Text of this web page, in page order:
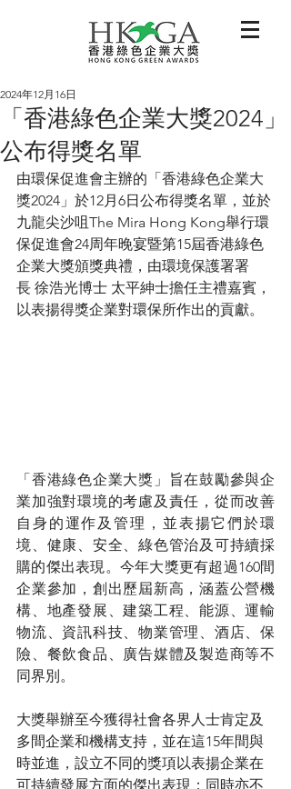
「香港綠色企業大獎2024」
公布得獎名單
2024年12月16日
由環保促進會主辦的「香港綠色企業大
獎2024」於12月6日公布得獎名單，並於
九龍尖沙咀The Mira Hong Kong舉行環
保促進會24周年晚宴暨第15屆香港綠色
企業大獎頒獎典禮，由環境保護署署
長 徐浩光博士 太平紳士擔任主禮嘉賓，
以表揚得獎企業對環保所作出的貢獻。
「香港綠色企業大獎」旨在鼓勵參與企
業加強對環境的考慮及責任，從而改善
自身的運作及管理，並表揚它們於環
境、健康、安全、綠色管治及可持續採
購的傑出表現。今年大獎更有超過160間
企業參加，創出歷屆新高，涵蓋公營機
構、地產發展、建築工程、能源、運輸
物流、資訊科技、物業管理、酒店、保
險、餐飲食品、廣告媒體及製造商等不
同界別。
大獎舉辦至今獲得社會各界人士肯定及
多間企業和機構支持，並在這15年間與
時並進，設立不同的獎項以表揚企業在
可持續發展方面的傑出表現；同時亦不